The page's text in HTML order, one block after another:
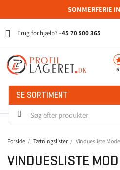
SOMMERFERIE
Brug for hjælp?+45 70 500 365
SE SORTIMENT
Forside Tætningslister Vinduesliste
VINDUESLISTE